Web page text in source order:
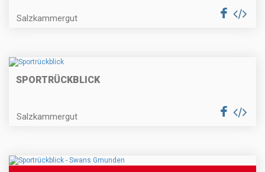
Salzkammergut
SPORTRÜCKBLICK
Salzkammergut